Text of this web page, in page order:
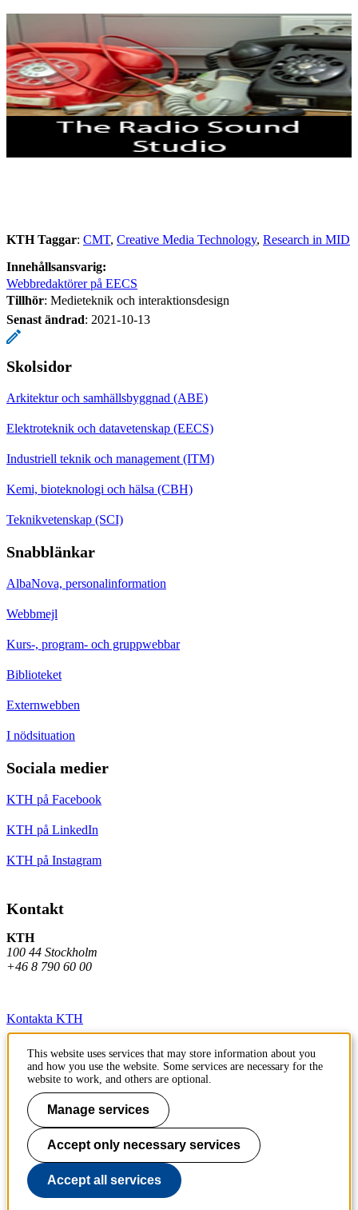
KTH Taggar: CMT Creative Media Technology Research in MID
Innehållsansvarig:
Webbredaktörer på EECS
Tillhör: Medieteknik och interaktionsdesign
Senast ändrad: 2021-10-13
Skolsidor
Arkitektur och samhällsbyggnad (ABE)
Elektroteknik och datavetenskap (EECS)
Industriell teknik och management (ITM)
Kemi, bioteknologi och hälsa (CBH)
Teknikvetenskap (SCI)
Snabblänkar
AlbaNova, personalinformation
Webbmejl
Kurs-, program- och gruppwebbar
Biblioteket
Externwebben
I nödsituation
Sociala medier
KTH på Facebook
KTH på LinkedIn
KTH på Instagram
Kontakt
KTH
100 44 Stockholm
+46 8 790 60 00
Kontakta KTH
Jobba på KTH
Press och media
Faktura och betalning KTH
Om KTH:s webbplatser
Tillgänglighetsredogörelse
This website uses services that may store information about you
and how you use the website. Some services are necessary for the
website to work, and others are optional.
Manage services
Accept only necessary services
Accept all services